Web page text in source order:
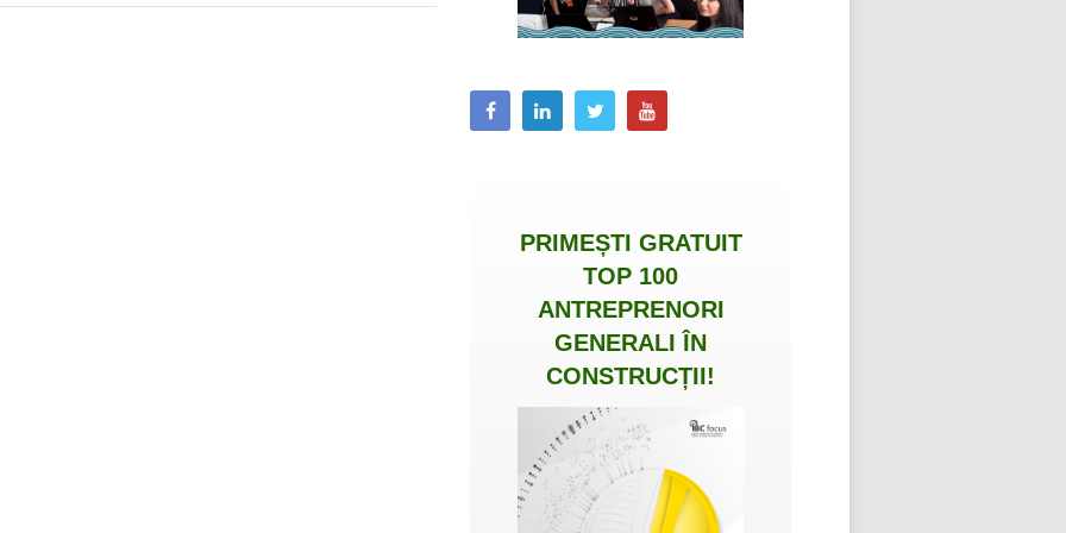
PRIMEȘTI GRATUIT
TOP 100
ANTREPRENORI
GENERALI ÎN
CONSTRUCȚII!